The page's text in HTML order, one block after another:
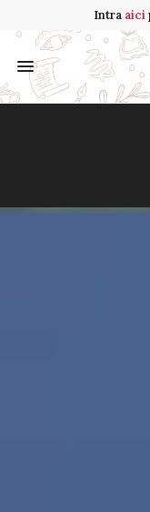
Intra aici